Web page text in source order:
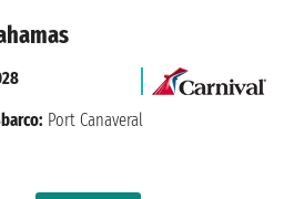
Port Canaveral